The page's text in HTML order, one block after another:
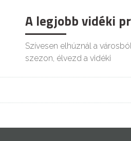
A legjobb vidéki
Szívesen elhúznál a
szezon, élvezd a vidéki